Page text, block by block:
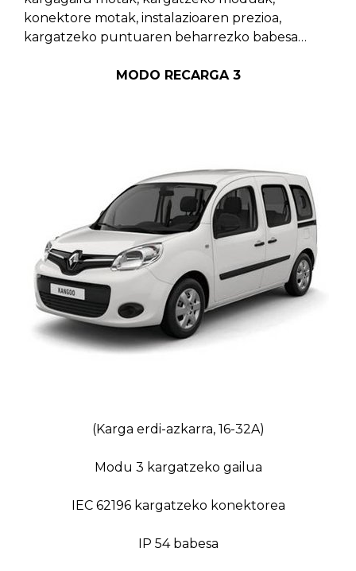
konektore motak, instalazioaren prezioa,
kargatzeko puntuaren beharrezko babesa…
MODO RECARGA 3
(Karga erdi-azkarra, 16-32A)
Modu 3 kargatzeko gailua
IEC 62196 kargatzeko konektorea
IP 54 babesa